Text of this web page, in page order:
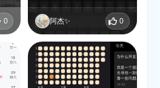
0
的。同时它支持双编辑，
这给人很独特的体验感。
阿杰✨ 0